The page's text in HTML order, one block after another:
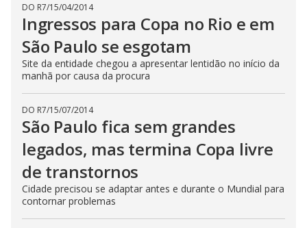
DO R7/15/04/2014
Ingressos para Copa no Rio e em
São Paulo se esgotam
Site da entidade chegou a apresentar lentidão no início da
manhã por causa da procura
DO R7/15/07/2014
São Paulo fica sem grandes
legados, mas termina Copa livre
de transtornos
Cidade precisou se adaptar antes e durante o Mundial para
contornar problemas